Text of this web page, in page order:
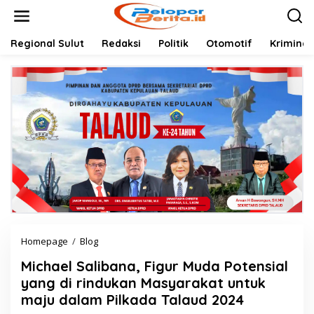
Regional Sulut Redaksi Politik Otomotif Kriminal
Homepage / BlogMichael
Figur
Muda
Potensial
yang
Michael Salibana, Figur Muda Potensial
yang di rindukan Masyarakat untuk
maju dalam Pilkada Talaud 2024